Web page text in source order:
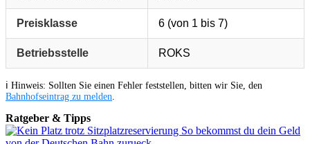
Preisklasse 6 (von 1 bis 7)
Betriebsstelle ROKS
ℹ️ Hinweis: Sollten Sie einen Fehler feststellen, bitten wir Sie, den
Bahnhofseintrag zu melden
Ratgeber & Tipps